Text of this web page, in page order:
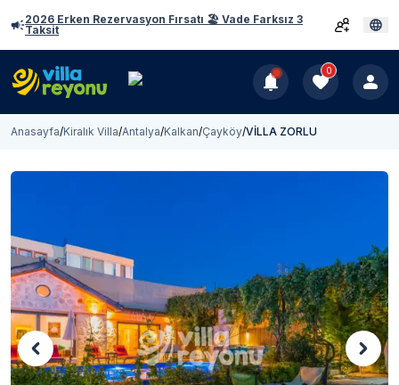
2026 Erken Rezervasyon Fırsatı 🏖️ Vade Farksız 3
Taksit
0
Anasayfa/Kiralık Villa/Antalya/Kalkan/Çayköy/VİLLA ZORLU